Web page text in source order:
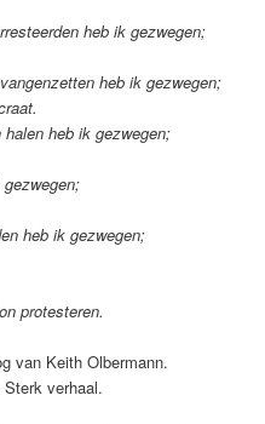
heb ik gezwegen;
heb ik gezwegen;
heb ik gezwegen;
heb ik gezwegen;
protesteren.
van Keith Olbermann.
verhaal.